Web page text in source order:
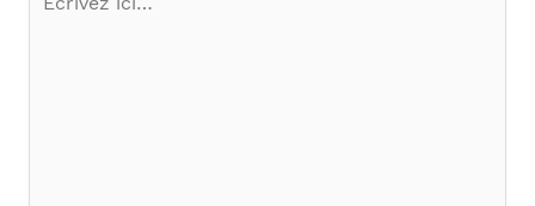
ici…